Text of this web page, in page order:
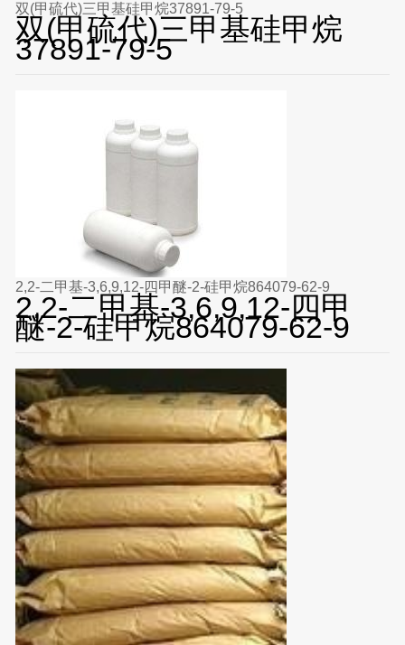
双(甲硫代)三甲基硅甲烷37891-79-5
双(甲硫代)三甲基硅甲烷
37891-79-5
2,2-二甲基-3,6,9,12-四甲醚-2-硅甲烷864079-62-9
2,2-二甲基-3,6,9,12-四甲
醚-2-硅甲烷864079-62-9